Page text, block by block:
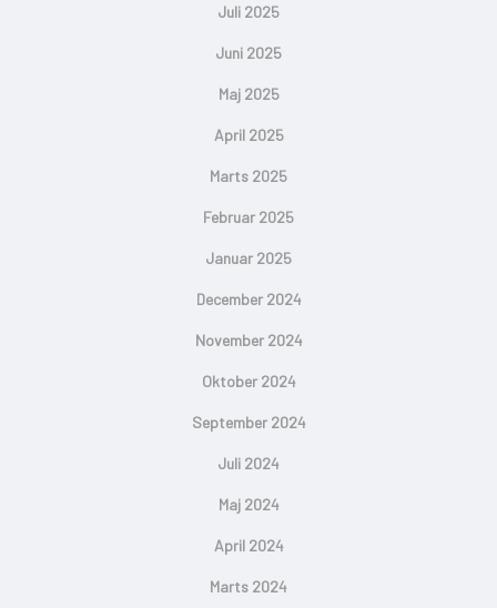
Juli 2025
Juni 2025
Maj 2025
April 2025
Marts 2025
Februar 2025
Januar 2025
December 2024
November 2024
Oktober 2024
September 2024
Juli 2024
Maj 2024
April 2024
Marts 2024